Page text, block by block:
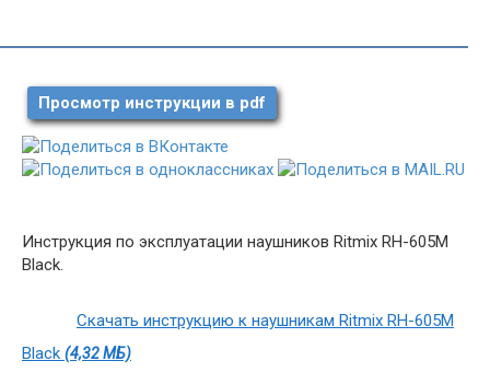
Просмотр инструкции в pdf
Инструкция по эксплуатации наушников Ritmix RH-605M
Black.
Скачать инструкцию к наушникам Ritmix RH-605M
Black (4,32 МБ)